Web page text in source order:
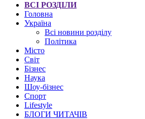
ВСІ РОЗДІЛИ
Головна
Україна
Всі новини розділу
Політика
Місто
Світ
Бізнес
Наука
Шоу-бізнес
Спорт
Lifestyle
БЛОГИ ЧИТАЧІВ